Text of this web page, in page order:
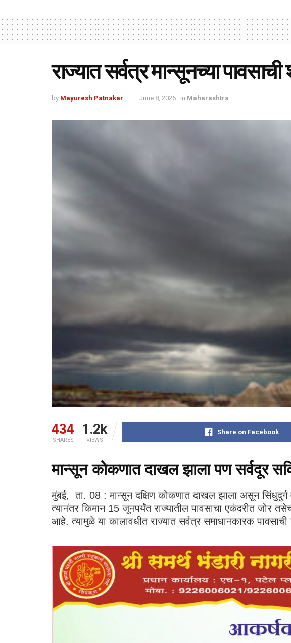
राज्यात सर्वत्र मान्सूनच्या
by Mayuresh Patnakar June 8, 2026 in Maharashtra
434
SHARES
1.2k
VIEWS
Share on Facebook
मान्सून कोकणात दाखल झाला पण सर्वदूर
मुंबई, ता. 08 : मान्सून दक्षिण कोकणात दाखल झाला असून सिंधुदुर्ग
त्यानंतर किमान 15 जूनपर्यंत राज्यातील पावसाचा एकंदरीत जोर
आहे. त्यामुळे या कालावधीत राज्यात सर्वत्र समाधानकारक